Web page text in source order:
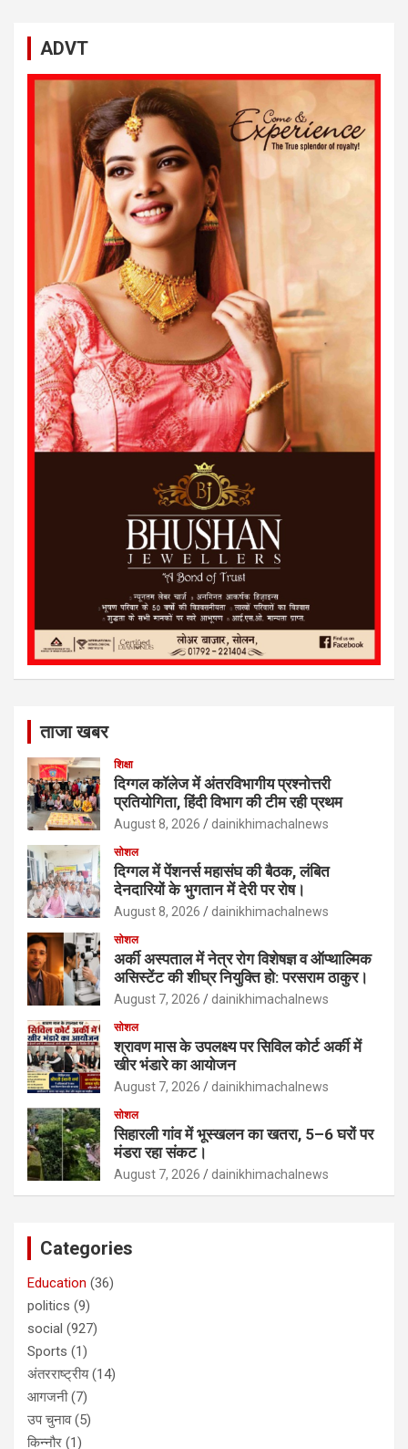
ADVT
ताजा खबर
शिक्षा
दिग्गल कॉलेज में अंतरविभागीय प्रश्नोत्तरी
प्रतियोगिता, हिंदी विभाग की टीम रही प्रथम
August 8, 2026 dainikhimachalnews
सोशल
दिग्गल में पेंशनर्स महासंघ की बैठक, लंबित
देनदारियों के भुगतान में देरी पर रोष।
August 8, 2026 dainikhimachalnews
सोशल
अर्की अस्पताल में नेत्र रोग विशेषज्ञ व ऑप्थाल्मिक
असिस्टेंट की शीघ्र नियुक्ति हो: परसराम ठाकुर।
August 7, 2026 dainikhimachalnews
सोशल
श्रावण मास के उपलक्ष्य पर सिविल कोर्ट अर्की में
खीर भंडारे का आयोजन
August 7, 2026 dainikhimachalnews
सोशल
सिहारली गांव में भूस्खलन का खतरा, 5–6 घरों पर
मंडरा रहा संकट।
August 7, 2026 dainikhimachalnews
Categories
Education (36)
politics (9)
social (927)
Sports (1)
अंतरराष्ट्रीय(14)
आगजनी(7)
उप चुनाव(5)
किन्नौर (1)